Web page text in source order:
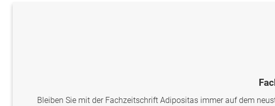
Bleiben Sie mit der Fachzeitschrift Adipositas immer auf dem